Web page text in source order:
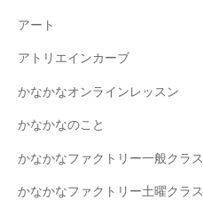
アート
アトリエインカーブ
かなかなオンラインレッスン
かなかなのこと
かなかなファクトリー一般クラス
かなかなファクトリー土曜クラス